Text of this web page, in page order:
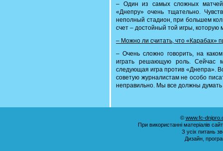
– Один из самых сложных
«Днепру» очень тщательно.
неполный стадион, при большем
счет – достойный той игры, которую
– Можно ли считать, что «Карабах»
– Очень сложно говорить, на
играть решающую роль. Сейчас
следующая игра против «Днепра».
советую журналистам не особо
неправильно. Мы все должны думать
© www.fc-
При використанні матеріалів
З усіх питань
Дизайн,